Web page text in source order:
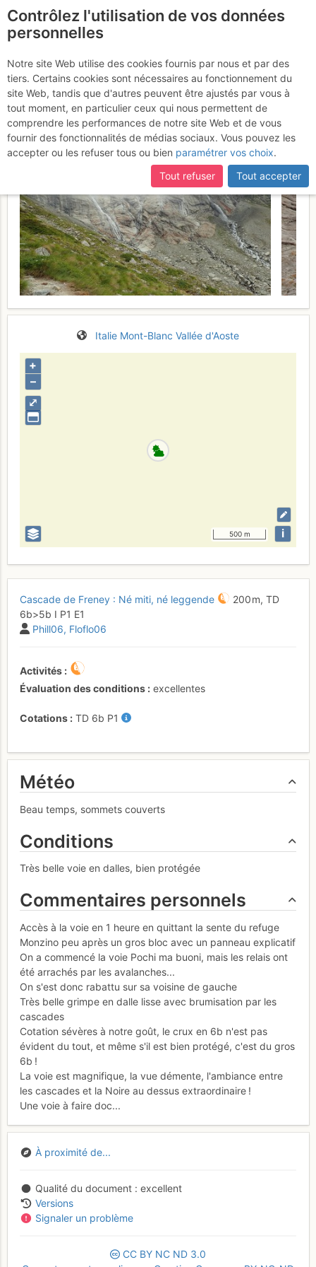
Cascade de Freney : Né
miti, né leggende
Lundi 17 juillet
2017
Italie Mont-Blanc Vallée d'Aoste
⤢
+
–
500 m i
Cascade de Freney : Né miti, né leggende 200 m, TD
6b>5b I P1 E1
Phill06 Floflo06
Activités
Évaluation des conditions
excellentes
Cotations TD 6b P1
Météo
Beau temps, sommets couverts
Conditions
Très belle voie en dalles, bien protégée
Commentaires personnels
Accès à la voie en 1 heure en quittant la sente du refuge
Monzino peu après un gros bloc avec un panneau explicatif
On a commencé la voie Pochi ma buoni, mais les relais ont
été arrachés par les avalanches...
On s'est donc rabattu sur sa voisine de gauche
Très belle grimpe en dalle lisse avec brumisation par les
cascades
Cotation sévères à notre goût, le crux en 6b n'est pas
évident du tout, et même s'il est bien protégé, c'est du gros
6b !
La voie est magnifique, la vue démente, l'ambiance entre
les cascades et la Noire au dessus extraordinaire !
Une voie à faire doc...
À proximité de...
Qualité du document
excellent
Versions
Signaler un problème
CC BY NC ND 3.0
Contrôlez l'utilisation de vos données
personnelles
Notre site Web utilise des cookies fournis par nous et par des
tiers. Certains cookies sont nécessaires au fonctionnement du
site Web, tandis que d'autres peuvent être ajustés par vous à
tout moment, en particulier ceux qui nous permettent de
comprendre les performances de notre site Web et de vous
fournir des fonctionnalités de médias sociaux. Vous pouvez les
accepter ou les refuser tous ou bien paramétrer vos choix.
Tout refuser
Tout accepter